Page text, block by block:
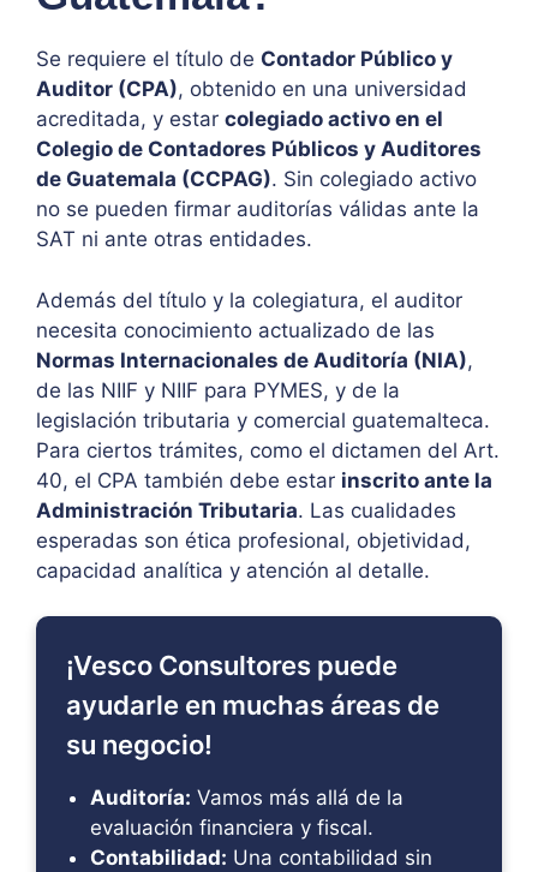
Se requiere el título de Contador Público y
Auditor (CPA), obtenido en una universidad
acreditada, y estar colegiado activo en el
Colegio de Contadores Públicos y Auditores
de Guatemala (CCPAG). Sin colegiado activo
no se pueden firmar auditorías válidas ante la
SAT ni ante otras entidades.
Además del título y la colegiatura, el auditor
necesita conocimiento actualizado de las
Normas Internacionales de Auditoría (NIA),
de las NIIF y NIIF para PYMES, y de la
legislación tributaria y comercial guatemalteca.
Para ciertos trámites, como el dictamen del Art.
40, el CPA también debe estar inscrito ante la
Administración Tributaria. Las cualidades
esperadas son ética profesional, objetividad,
capacidad analítica y atención al detalle.
¡Vesco Consultores puede
ayudarle en muchas áreas de
su negocio!
Auditoría: Vamos más allá de la
evaluación financiera y fiscal.
Contabilidad: Una contabilidad sin